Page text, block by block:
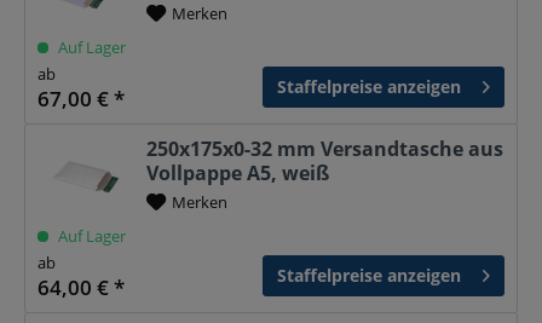
Merken
Auf Lager
ab
67,00 € * Staffelpreise anzeigen
250x175x0-32 mm Versandtasche aus
Vollpappe A5, weiß
Merken
Auf Lager
ab
64,00 € * Staffelpreise anzeigen